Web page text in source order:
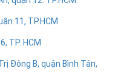
11, TP.HCM
TP. HCM
Đông B, quận Bình Tân,